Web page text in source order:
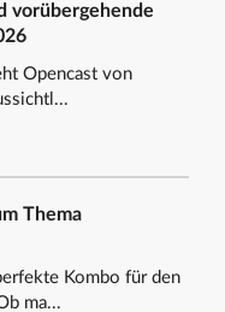
vorübergehende
Opencast von
Thema
Kombo für den
ma...